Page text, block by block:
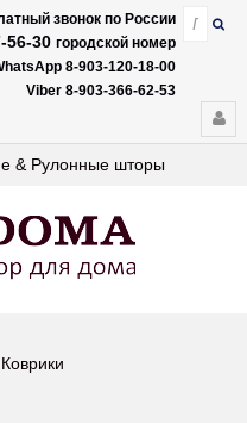
звонок по России
56-30 городской номер
8-903-120-18-00
Viber 8-903-366-62-53
& Рулонные шторы
Коврики